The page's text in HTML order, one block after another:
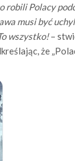
robili Polacy
musi być
wszystko!–
że